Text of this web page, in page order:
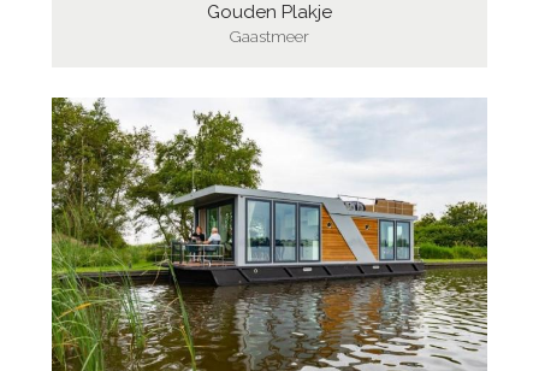
Gouden Plakje
Gaastmeer